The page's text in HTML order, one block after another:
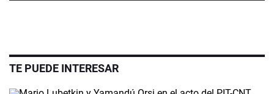
TE PUEDE INTERESAR